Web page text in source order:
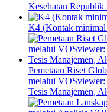
Kesehatan Republik
K4 (Kontak minimal
Pemetaan Riset
melalui VOSviewer:
Tesis Manajemen,